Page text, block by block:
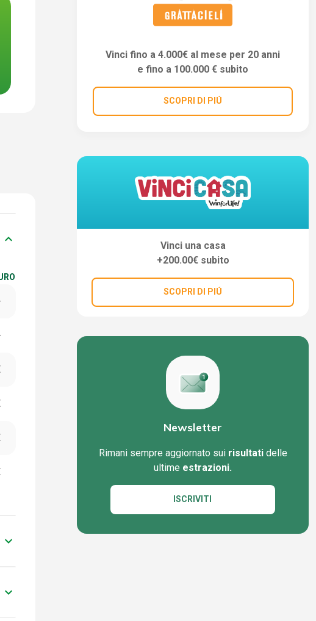
keyboard_arrow_down
keyboard_arrow_down
keyboard_arrow_down
Vinci fino a 4.000€ al mese per 20 anni
e fino a 100.000 € subito
SCOPRI DI PIÚ
Vinci una casa
+200.00€ subito
SCOPRI DI PIÚ
Newsletter
Rimani sempre aggiornato sui risultatidelle
ultime estrazioni.
ISCRIVITI